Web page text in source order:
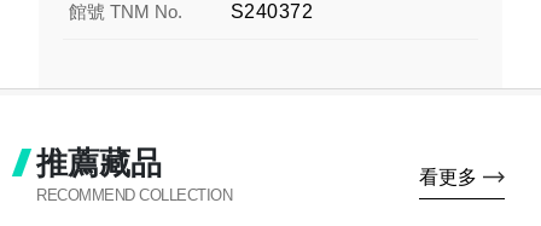
館號 TNM No. S240372
推薦藏品
RECOMMEND COLLECTION
看更多